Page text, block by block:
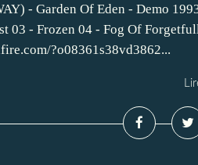
- Garden Of Eden - Demo
03 - Frozen 04 - Fog Of
?o08361s38vd3862...